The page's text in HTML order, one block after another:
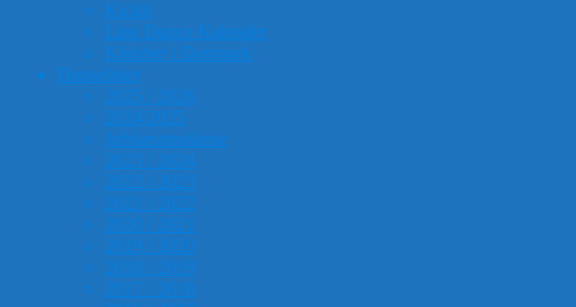
Kickit
Line Dance Kalender
Klubber i Danmark
Danselister
2025 / 2026
2024/2025
Jubilæumsdanse
2023 / 2024
2022 / 2023
2021 / 2022
2020 / 2021
2019 / 2020
2018 / 2019
2017 / 2018